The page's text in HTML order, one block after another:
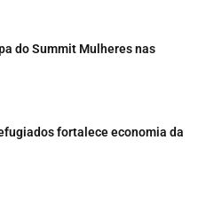
do Summit Mulheres nas
fortalece economia da